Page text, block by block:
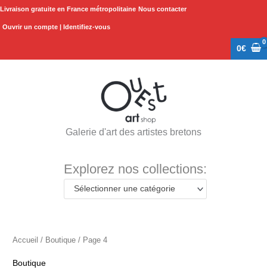
Aller
Livraison gratuite en France métropolitaine Nous contacter
Ouvrir un compte | Identifiez-vous
0€
Galerie d'art des artistes bretons
Explorez nos collections:
Sélectionner une catégorie
Accueil / Boutique / Page 4
Boutique